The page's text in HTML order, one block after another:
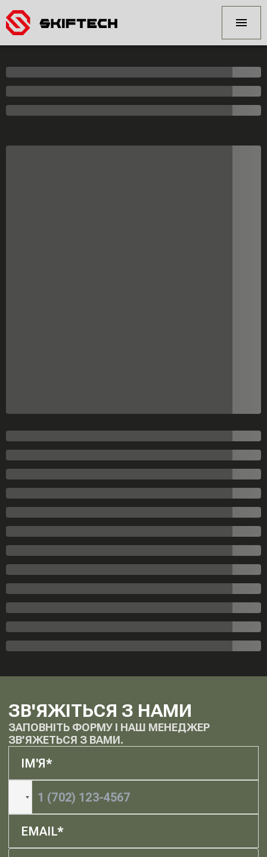
ЗВ'ЯЖІТЬСЯ З НАМИ
ЗАПОВНІТЬ ФОРМУ І НАШ МЕНЕДЖЕР
ЗВ’ЯЖЕТЬСЯ З ВАМИ.